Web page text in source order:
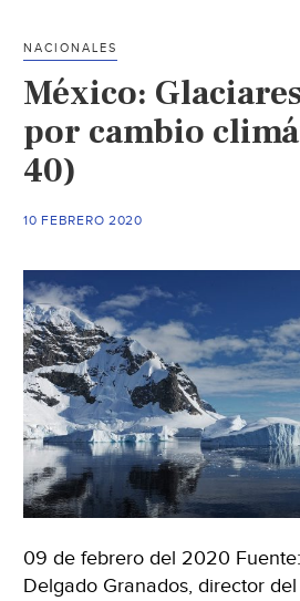
NACIONALES
México:
por cambio
40)
10 FEBRERO 2020
09 de febrero del 2020
Delgado Granados, director